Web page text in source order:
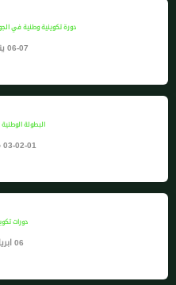
دورة تكوينية وطنية في
06-07 يناير 2024
البطولة
03-02-01 مارس 2024
دورات
06 ابريل 2024